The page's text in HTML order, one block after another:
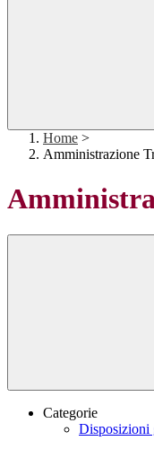
Home >
Amministrazione
Categorie
Disposizioni